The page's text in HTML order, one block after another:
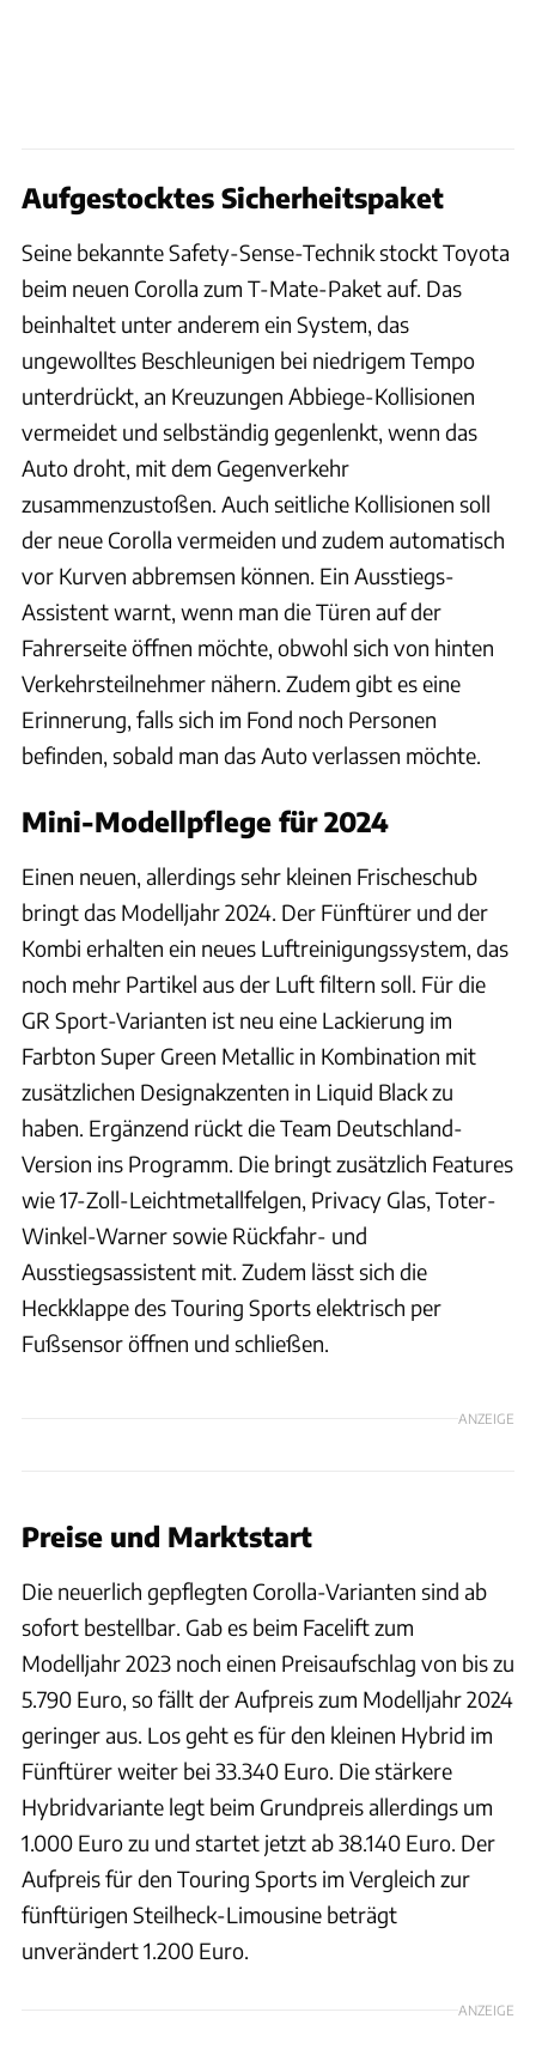
Aufgestocktes Sicherheitspaket
Seine bekannte Safety-Sense-Technik stockt Toyota
beim neuen Corolla zum T-Mate-Paket auf. Das
beinhaltet unter anderem ein System, das
ungewolltes Beschleunigen bei niedrigem Tempo
unterdrückt, an Kreuzungen Abbiege-Kollisionen
vermeidet und selbständig gegenlenkt, wenn das
Auto droht, mit dem Gegenverkehr
zusammenzustoßen. Auch seitliche Kollisionen soll
der neue Corolla vermeiden und zudem automatisch
vor Kurven abbremsen können. Ein Ausstiegs-
Assistent warnt, wenn man die Türen auf der
Fahrerseite öffnen möchte, obwohl sich von hinten
Verkehrsteilnehmer nähern. Zudem gibt es eine
Erinnerung, falls sich im Fond noch Personen
befinden, sobald man das Auto verlassen möchte.
Mini-Modellpflege für 2024
Einen neuen, allerdings sehr kleinen Frischeschub
bringt das Modelljahr 2024. Der Fünftürer und der
Kombi erhalten ein neues Luftreinigungssystem, das
noch mehr Partikel aus der Luft filtern soll. Für die
GR Sport-Varianten ist neu eine Lackierung im
Farbton Super Green Metallic in Kombination mit
zusätzlichen Designakzenten in Liquid Black zu
haben. Ergänzend rückt die Team Deutschland-
Version ins Programm. Die bringt zusätzlich Features
wie 17-Zoll-Leichtmetallfelgen, Privacy Glas, Toter-
Winkel-Warner sowie Rückfahr- und
Ausstiegsassistent mit. Zudem lässt sich die
Heckklappe des Touring Sports elektrisch per
Fußsensor öffnen und schließen.
ANZEIGE
Preise und Marktstart
Die neuerlich gepflegten Corolla-Varianten sind ab
sofort bestellbar. Gab es beim Facelift zum
Modelljahr 2023 noch einen Preisaufschlag von bis zu
5.790 Euro, so fällt der Aufpreis zum Modelljahr 2024
geringer aus. Los geht es für den kleinen Hybrid im
Fünftürer weiter bei 33.340 Euro. Die stärkere
Hybridvariante legt beim Grundpreis allerdings um
1.000 Euro zu und startet jetzt ab 38.140 Euro. Der
Aufpreis für den Touring Sports im Vergleich zur
fünftürigen Steilheck-Limousine beträgt
unverändert 1.200 Euro.
ANZEIGE